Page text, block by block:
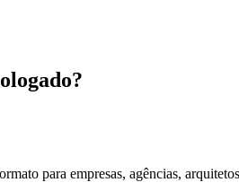
para empresas, agências,